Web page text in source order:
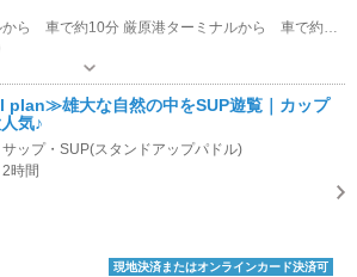
(1)比田勝港ターミナルから 車で約10分 厳原港ターミナルから 車で約80分 対馬空港から 車で約70分 対馬みうだペンションから 車で約15分
plan≫雄大な自然の中をSUP遊覧｜カップ
気♪
サップ・SUP(スタンドアップパドル)
2時間
現地決済またはオンラインカード決済可